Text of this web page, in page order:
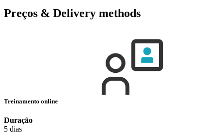
Preços & Delivery methods
Treinamento online
Duração
5 dias